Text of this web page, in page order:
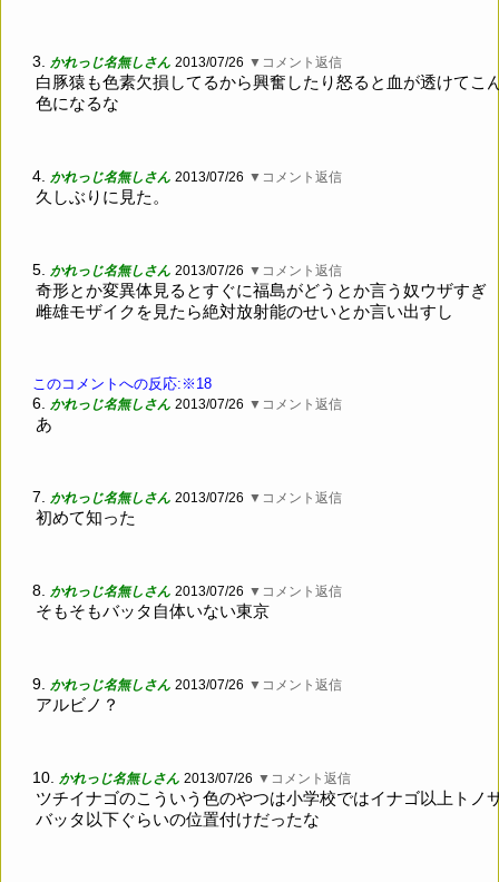
3. かれっじ名無しさん 2013/07/26 ▼コメント返信
白豚猿も色素欠損してるから興奮したり怒ると血が透けてこ
色になるな
4. かれっじ名無しさん 2013/07/26 ▼コメント返信
久しぶりに見た。
5. かれっじ名無しさん 2013/07/26 ▼コメント返信
奇形とか変異体見るとすぐに福島がどうとか言う奴ウザすぎ
雌雄モザイクを見たら絶対放射能のせいとか言い出すし
このコメントへの反応:※18
6. かれっじ名無しさん 2013/07/26 ▼コメント返信
あ
7. かれっじ名無しさん 2013/07/26 ▼コメント返信
初めて知った
8. かれっじ名無しさん 2013/07/26 ▼コメント返信
そもそもバッタ自体いない東京
9. かれっじ名無しさん 2013/07/26 ▼コメント返信
アルビノ？
10. かれっじ名無しさん 2013/07/26 ▼コメント返信
ツチイナゴのこういう色のやつは小学校ではイナゴ以上トノ
バッタ以下ぐらいの位置付けだったな